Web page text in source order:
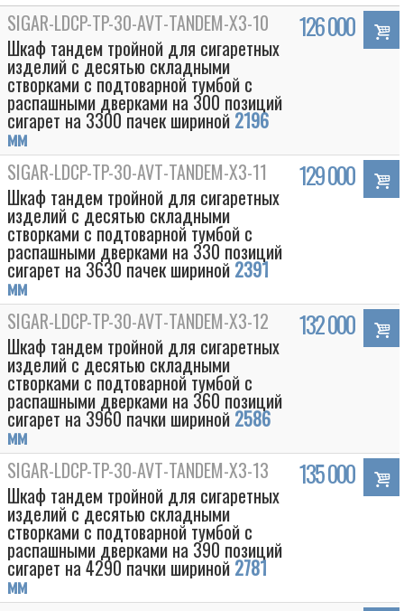
SIGAR-LDCP-TP-30-AVT-TANDEM-Х3-10
Шкаф тандем тройной для сигаретных
изделий с десятью складными
створками с подтоварной тумбой с
распашными дверками на 300 позиций
сигарет на 3300 пачек шириной 2196
мм
126 000
SIGAR-LDCP-TP-30-AVT-TANDEM-Х3-11
Шкаф тандем тройной для сигаретных
изделий с десятью складными
створками с подтоварной тумбой с
распашными дверками на 330 позиций
сигарет на 3630 пачек шириной 2391
мм
129 000
SIGAR-LDCP-TP-30-AVT-TANDEM-Х3-12
Шкаф тандем тройной для сигаретных
изделий с десятью складными
створками с подтоварной тумбой с
распашными дверками на 360 позиций
сигарет на 3960 пачки шириной 2586
мм
132 000
SIGAR-LDCP-TP-30-AVT-TANDEM-Х3-13
Шкаф тандем тройной для сигаретных
изделий с десятью складными
створками с подтоварной тумбой с
распашными дверками на 390 позиций
сигарет на 4290 пачки шириной 2781
мм
135 000